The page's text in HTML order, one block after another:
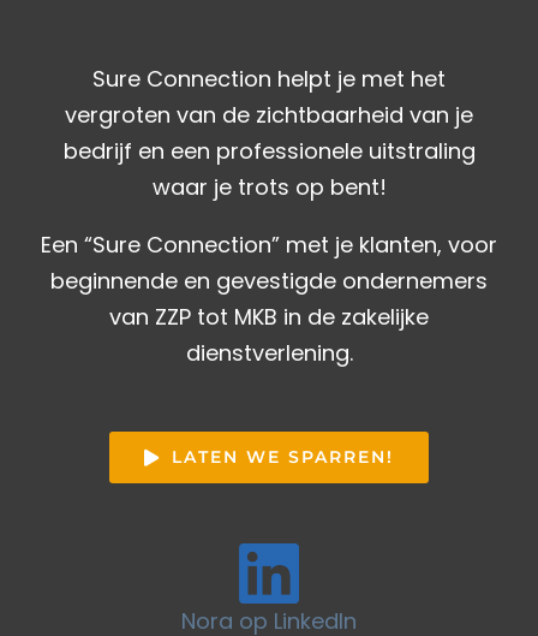
Sure Connection helpt je met het
vergroten van de zichtbaarheid van je
bedrijf en een professionele uitstraling
waar je trots op bent!
Een “Sure Connection” met je klanten, voor
beginnende en gevestigde ondernemers
van ZZP tot MKB in de zakelijke
dienstverlening.
LATEN WE SPARREN!
Nora op LinkedIn